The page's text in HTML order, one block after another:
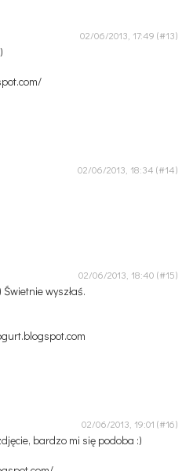
02/06/2013, 17:49
02/06/2013, 18:34
02/06/2013, 18:40
wyszłaś.
02/06/2013, 19:01
bardzo mi się podoba :)